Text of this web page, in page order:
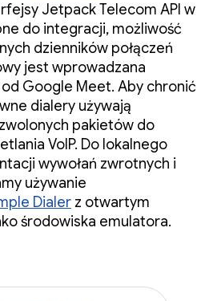
Jetpack Telecom API w
do integracji, możliwość
dzienników połączeń
jest wprowadzana
Google Meet. Aby chronić
dialery używają
pakietów do
VoIP. Do lokalnego
wywołań zwrotnych i
używanie
Dialer z otwartym
środowiska emulatora.